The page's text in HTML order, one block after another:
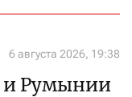
6 августа 2026, 19:38
и Румынии